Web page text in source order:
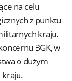
na celu
z punktu
kraju.
BGK, w
o dużym
kraju.